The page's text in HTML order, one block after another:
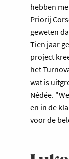
hebben
Priorij
geweten
Tien jaar
project
het
wat is
Nédée.
en in de
voor de